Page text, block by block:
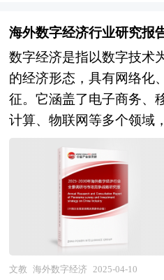
通过技术成熟度曲线、价
矩阵等工具，重点聚焦四
破路径、垂直行业渗透机
全球化竞争格局演变。研
业链上下游企业，覆盖芯
数字中国建设顶层设计，
策坐标系。 作为中国产业
中研普华始终秉持"技术
动"的研究理念。本报告
核心器件、软件服务、场
架，更独创"技术-市场-政
的不断增加，以及国家对
烈，大型国有企业凭借资
导地位，中小型私营企业
地域化经营在特定领域或
势。 随着“双碳”战略目标
在积极响应绿色发展要求
生物质与煤共气化工业试
一系列可再生原料气化制
程技术，为现有煤气化装
径。此外，国家及地方相
文件，推动工程设计行业
工程品质，引导创意发挥
海外数字经济行业研究报
数字经济是指以数字技术
的经济形态，具有网络化
征。它涵盖了电子商务、
计算、物联网等多个领域
了巨大的变革。 数字经济
展，成为推动全球经济变
纷纷加大对数字经济的扶
略，推动区域间的数字经
发展不仅提升了全要素生
效率，增强了企业的市场
续推动全球经济变革，重
文教 海外数字经济 2025-04-10